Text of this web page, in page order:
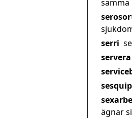
samma
serri
ägnar